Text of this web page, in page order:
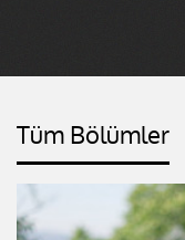
Tüm Bölümler